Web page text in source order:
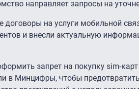
направляет запросы на
на услуги мобильной
и внесли актуальную
запрет на покупку sim-
в Минцифры, чтобы